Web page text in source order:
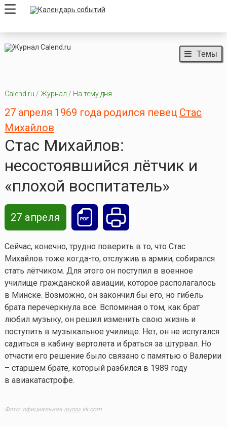
Темы
Calend.ru / Журнал / На тему дня
27 апреля 1969 года родился певец Стас
Михайлов
Стас Михайлов:
несостоявшийся лётчик и
«плохой воспитатель»
27 апреля
Сейчас, конечно, трудно поверить в то, что Стас
Михайлов тоже когда-то, отслужив в армии, собирался
стать лётчиком. Для этого он поступил в военное
училище гражданской авиации, которое располагалось
в Минске. Возможно, он закончил бы его, но гибель
брата перечеркнула всё. Вспоминая о том, как брат
любил музыку, он решил изменить свою жизнь и
поступить в музыкальное училище. Нет, он не испугался
садиться в кабину вертолета и браться за штурвал. Но
отчасти его решение было связано с памятью о Валерии
– старшем брате, который разбился в 1989 году
в авиакатастрофе.
Фото: официальная группаvk.com